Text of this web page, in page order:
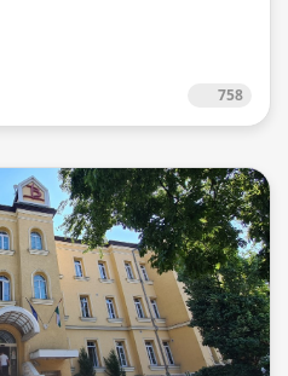
758